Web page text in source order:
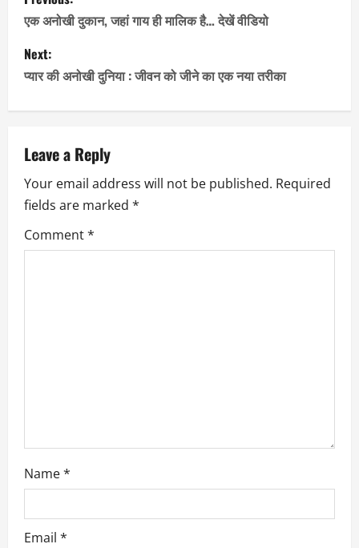
o
s
a
v
i
g
एक अनोखी दुकान, जहां गाय ही मालिक है… देखें वीडियो
Next:
प्यार की अनोखी दुनिया : जीवन को जीने का एक नया तरीका
Leave a Reply
Your email address will not be published. Required
fields are marked *
Comment*
Name*
Email *